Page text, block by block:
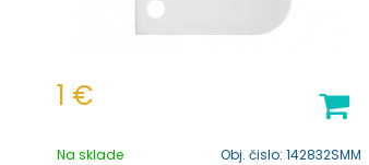
1 €
Na sklade Obj. čislo: 142832SMM